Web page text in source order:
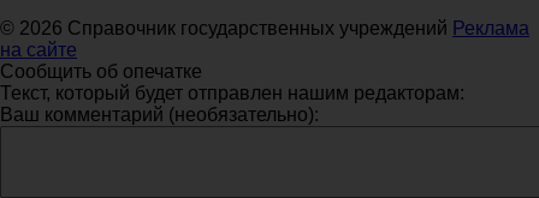
© 2026 Справочник государственных учреждений Реклама
на сайте
Сообщить об опечатке
Текст, который будет отправлен нашим редакторам:
Ваш комментарий (необязательно):